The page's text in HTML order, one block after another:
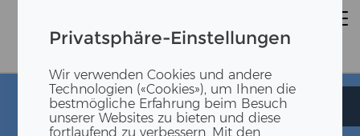
Privatsphäre-Einstellungen
Wir verwenden Cookies und andere
Technologien («Cookies»), um Ihnen die
bestmögliche Erfahrung beim Besuch
unserer Websites zu bieten und diese
fortlaufend zu verbessern. Mit den
MINT-Zentrum
MINT-Zentrum